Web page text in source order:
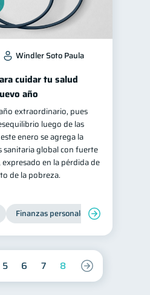
Windler Soto Paula
cuidar tu salud
año
extraordinario, pues
luego de las
enero se agrega la
sanitaria global con fuerte
en la pérdida de
de la pobreza.
Finanzas personales
5 6 7 8